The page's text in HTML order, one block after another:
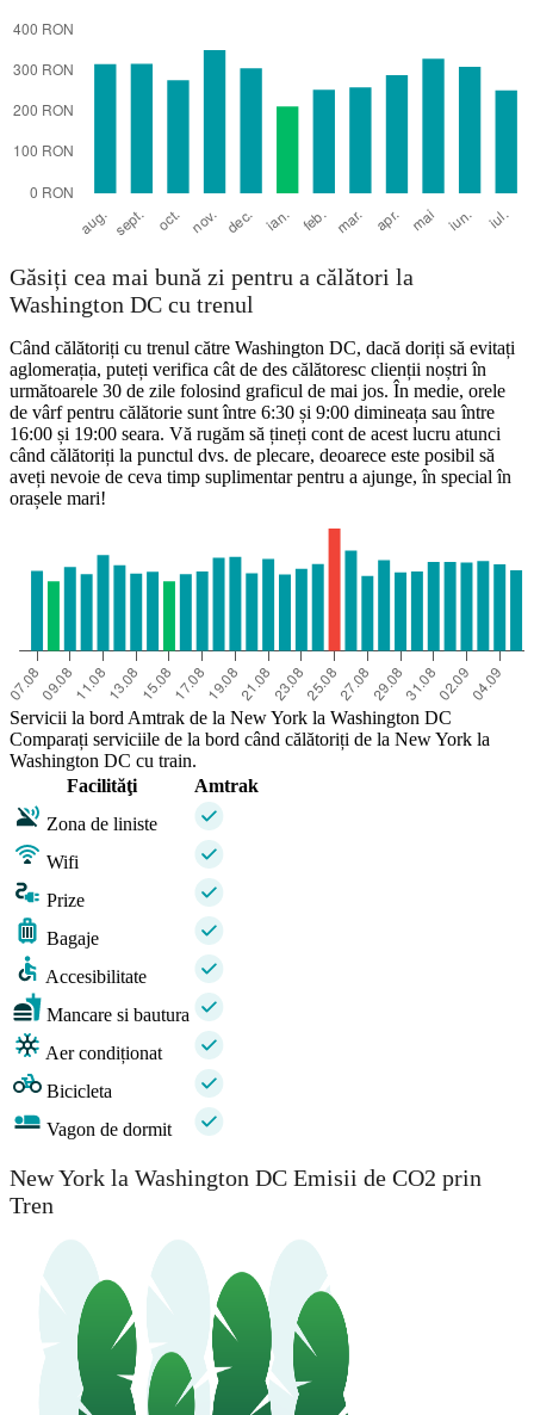
Găsiți cea mai bună zi pentru a călători la
Washington DC cu trenul
Când călătoriți cu trenul către Washington DC, dacă doriți să evitați
aglomerația, puteți verifica cât de des călătoresc clienții noștri în
următoarele 30 de zile folosind graficul de mai jos. În medie, orele
de vârf pentru călătorie sunt între 6:30 și 9:00 dimineața sau între
16:00 și 19:00 seara. Vă rugăm să țineți cont de acest lucru atunci
când călătoriți la punctul dvs. de plecare, deoarece este posibil să
aveți nevoie de ceva timp suplimentar pentru a ajunge, în special în
orașele mari!
Servicii la bord Amtrak de la New York la Washington DC
Comparați serviciile de la bord când călătoriți de la New York la
Washington DC cu train.
Facilităţi
Amtrak
Zona de liniste
Wifi
Prize
Bagaje
Accesibilitate
Mancare si bautura
Aer condiționat
Bicicleta
Vagon de dormit
New York la Washington DC Emisii de CO2 prin
Tren